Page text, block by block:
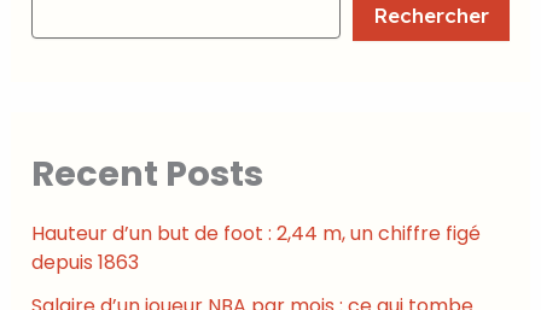
Rechercher
Recent Posts
Hauteur d’un but de foot : 2,44 m, un chiffre figé
depuis 1863